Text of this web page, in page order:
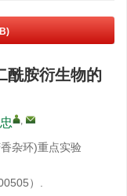
酰胺衍生物的
,
杂环)重点实验
）.